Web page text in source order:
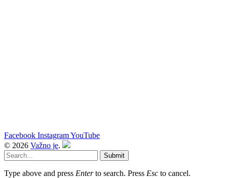
Facebook InstagramYouTube
© 2026 Važno je.
Submit
Type above and press Enterto search. Press Esc to cancel.